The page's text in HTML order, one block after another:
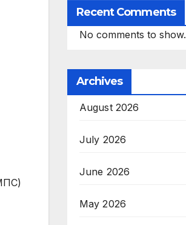
Recent Comments
No comments to show.
Archives
August 2026
July 2026
June 2026
May 2026